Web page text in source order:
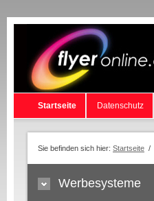
Startseite Datenschutz
Sie befinden sich hier: Startseite /
Werbesysteme